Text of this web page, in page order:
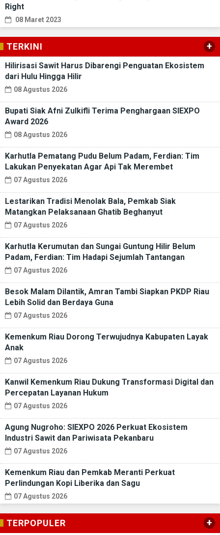
Right
08 Maret 2023
TERKINI +
Hilirisasi Sawit Harus Dibarengi Penguatan Ekosistem
dari Hulu Hingga Hilir
08 Agustus 2026
Bupati Siak Afni Zulkifli Terima Penghargaan SIEXPO
Award 2026
08 Agustus 2026
Karhutla Pematang Pudu Belum Padam, Ferdian: Tim
Lakukan Penyekatan Agar Api Tak Merembet
07 Agustus 2026
Lestarikan Tradisi Menolak Bala, Pemkab Siak
Matangkan Pelaksanaan Ghatib Beghanyut
07 Agustus 2026
Karhutla Kerumutan dan Sungai Guntung Hilir Belum
Padam, Ferdian: Tim Hadapi Sejumlah Tantangan
07 Agustus 2026
Besok Malam Dilantik, Amran Tambi Siapkan PKDP Riau
Lebih Solid dan Berdaya Guna
07 Agustus 2026
Kemenkum Riau Dorong Terwujudnya Kabupaten Layak
Anak
07 Agustus 2026
Kanwil Kemenkum Riau Dukung Transformasi Digital dan
Percepatan Layanan Hukum
07 Agustus 2026
Agung Nugroho: SIEXPO 2026 Perkuat Ekosistem
Industri Sawit dan Pariwisata Pekanbaru
07 Agustus 2026
Kemenkum Riau dan Pemkab Meranti Perkuat
Perlindungan Kopi Liberika dan Sagu
07 Agustus 2026
TERPOPULER +